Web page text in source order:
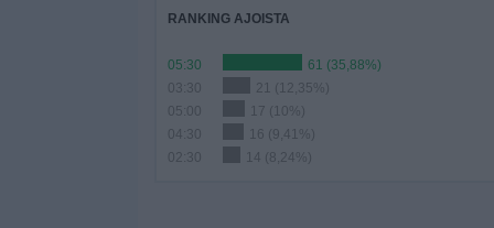
RANKING AJOISTA
05:30
61 (35,88%)
03:30
21 (12,35%)
05:00
17 (10%)
04:30
16 (9,41%)
02:30
14 (8,24%)